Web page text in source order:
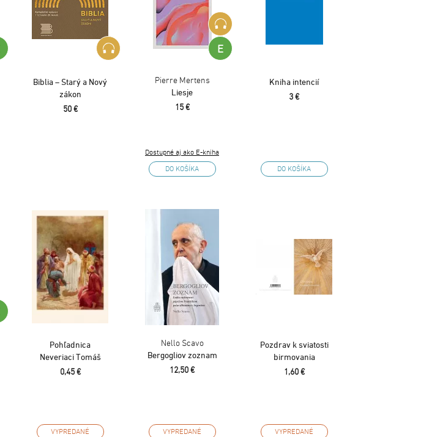
Biblia – Starý a Nový
zákon
50 €
E
Pierre Mertens
Liesje
15 €
DO KOŠÍKA
Dostupné aj ako E-kniha
Kniha intencií
3 €
DO KOŠÍKA
Pohľadnica
Neveriaci Tomáš
0,45 €
VYPREDANÉ
Nello Scavo
Bergogliov zoznam
12,50 €
VYPREDANÉ
Pozdrav k sviatosti
birmovania
1,60 €
VYPREDANÉ